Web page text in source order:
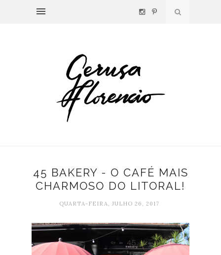
45 BAKERY - O CAFÉ MAIS
CHARMOSO DO LITORAL!
QUARTA-FEIRA, JULHO 26, 2017